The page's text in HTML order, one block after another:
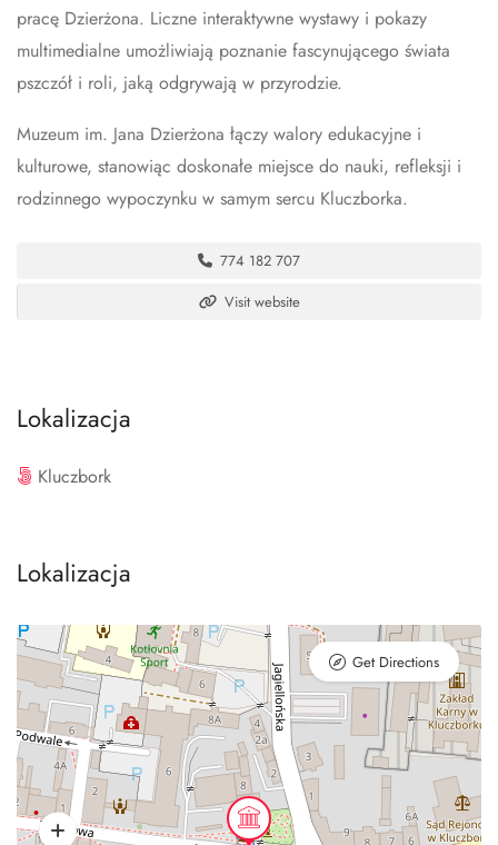
pracę Dzierżona. Liczne interaktywne wystawy i pokazy
multimedialne umożliwiają poznanie fascynującego świata
pszczół i roli, jaką odgrywają w przyrodzie.
Muzeum im. Jana Dzierżona łączy walory edukacyjne i
kulturowe, stanowiąc doskonałe miejsce do nauki, refleksji i
rodzinnego wypoczynku w samym sercu Kluczborka.
774 182 707
Visit website
Lokalizacja
Kluczbork
Lokalizacja
Get Directions